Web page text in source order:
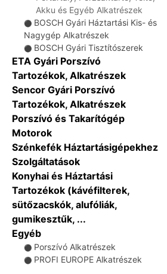
Akku és Egyéb Alkatrészek
⚫ BOSCH Gyári Háztartási Kis- és
Nagygép Alkatrészek
⚫ BOSCH Gyári Tisztítószerek
ETA Gyári Porszívó
Tartozékok, Alkatrészek
Sencor Gyári Porszívó
Tartozékok, Alkatrészek
Porszívó és Takarítógép
Motorok
Szénkefék Háztartásigépekhez
Szolgáltatások
Konyhai és Háztartási
Tartozékok (kávéfilterek,
sütőzacskók, alufóliák,
gumikesztűk, ...
Egyéb
⚫ Porszívó Alkatrészek
⚫ PROFI EUROPE Alkatrészek